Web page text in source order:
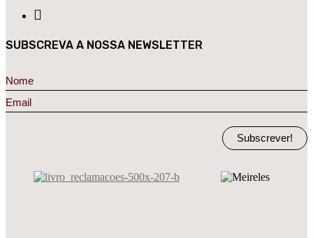
SUBSCREVA A NOSSA NEWSLETTER
Subscrever!